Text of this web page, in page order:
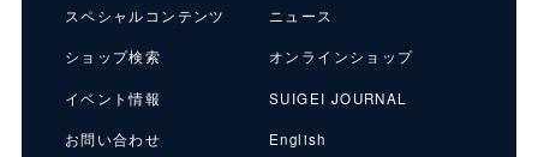
ニュース
スペシャルコンテンツ
ショップ検索 オンラインショップ
イベント情報 SUIGEI JOURNAL
お問い合わせ English